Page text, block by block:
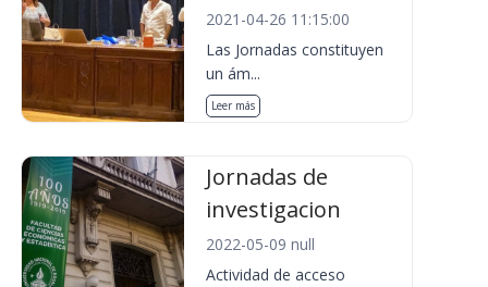
2021-04-26 11:15:00
Las Jornadas constituyen
un ám...
Leer más
Jornadas de
investigacion
2022-05-09 null
Actividad de acceso